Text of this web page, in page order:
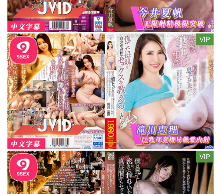
VIP
VIP